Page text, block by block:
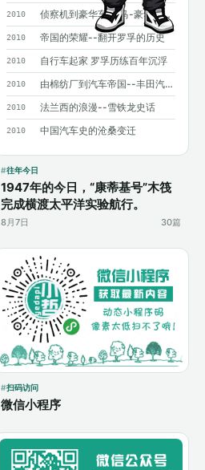
2010 侦察机到豪华车 宝马-豪华背后沧桑曲折
2010 帝国的荣耀--翻开罗孚的历史
2010 自行车起家 罗孚历练百年沉浮
2010 由棉纺厂到汽车帝国--丰田汽车发展史
2010 法兰西的浪漫--雪铁龙史话
2010 中国汽车史的沧桑变迁
往年今日
1947年的今日，“康蒂基号”木筏
完成横渡太平洋实验航行。
8月7日 30篇
扫码访问
微信小程序